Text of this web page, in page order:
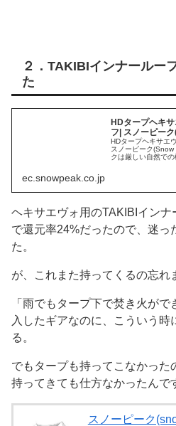
２．TAKIBIインナールー
た
HDタープヘキ
フ| スノーピー
HDタープヘキサエ
スノーピーク
クは厳しい自然で
ec.snowpeak.co.jp
ヘキサエヴォ用のTAKIBIイン
で還元率24%だったので、迷っ
た。
が、これまた持ってくるの忘れ
「雨でもタープ下で焚き火が
入したギアなのに、こういう時
る。
でもタープも持ってこなかった
持ってきても仕方なかったんで
スノーピーク